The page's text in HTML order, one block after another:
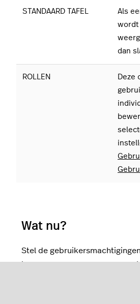
STANDAARD TAFEL
Als
wordt
dan
ROLLEN
Deze
Wat nu?
Stel de